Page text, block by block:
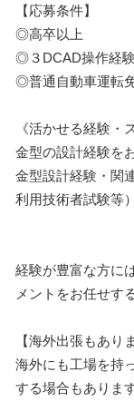
【応募条件】
◎高卒以上
◎３DCAD操作経
◎普通自動車運転
《活かせる経験・
金型の設計経験を
金型設計経験・関
利用技術者試験等）
経験が豊富な方に
メントをお任せす
【海外出張もあり
海外にも工場を持
する場合もありま